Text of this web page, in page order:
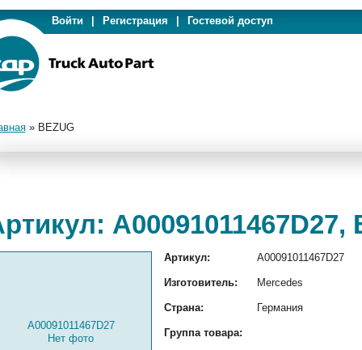
Войти Регистрация Гостевой доступ
» BEZUG
A00091011467D27,
A00091011467D27
Нет фото
Артикул: A00091011467D27
Изготовитель: Mercedes
Страна: Германия
Группа товара: